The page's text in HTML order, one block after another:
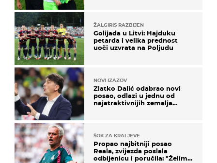
ŽALGIRIS RAZBIJEN
Golijada u Litvi: Hajduku
petarda i velika prednost
uoči uzvrata na Poljudu
NOVI IZAZOV
Zlatko Dalić odabrao novi
posao, odlazi u jednu od
najatraktivnijih zemalja
ŠOK ZA KRALJEVE
Propao najbitniji posao
Reala, zvijezda poslala
odbijenicu i poručila: "Želim